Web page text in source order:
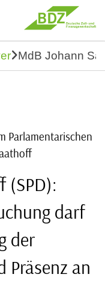
MdB Johann
Parlamentarischen
(SPD):
darf
der
an